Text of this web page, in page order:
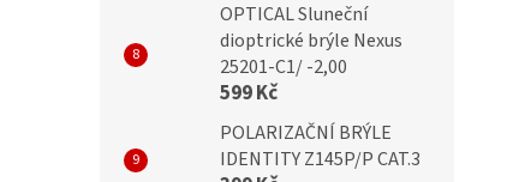
OPTICAL Sluneční
dioptrické brýle Nexus
25201-C1/ -2,00
599 Kč
POLARIZAČNÍ BRÝLE
IDENTITY Z145P/P CAT.3
29 Kč